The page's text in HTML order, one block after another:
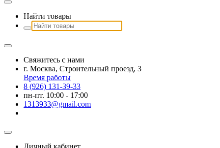
Найти товары
Свяжитесь с нами
г. Москва, Строительный проезд, 3
Время работы
8 (926) 131-39-33
пн-пт. 10:00 - 17:00
1313933@gmail.com
Личный кабинет